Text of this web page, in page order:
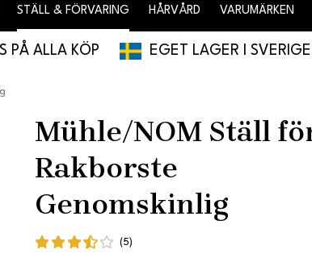
STÄLL & FÖRVARING HÅRVÅRD VARUMÄRKEN
PÅ ALLA KÖP EGET LAGER I SVERIGE
Mühle/NOM Ställ
Rakborste
Genomskinlig
(5)